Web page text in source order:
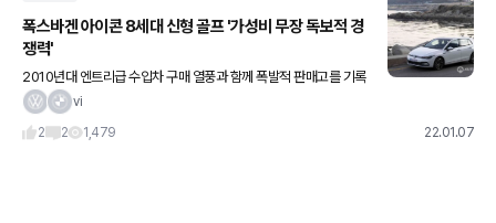
폭스바겐 아이콘 8세대 신형 골프 '가성비 무장 독보적 경
쟁력'
2010년대 엔트리급 수입차 구매 열풍과 함께 폭발적 판매고를 기록
하며 국내 수입차 대중화를 이끈 폭스바겐 '골프'가 약 6년 만에 국내
vi
2
2 1,479 22.01.07